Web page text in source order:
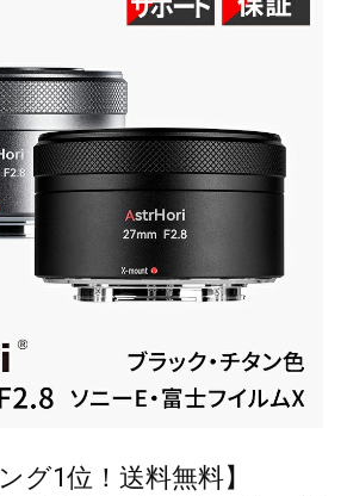
グ1位！送料無料】